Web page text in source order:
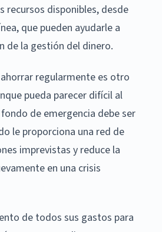
recursos disponibles, desde
que pueden ayudarle a
de la gestión del dinero.
regularmente es otro
pueda parecer difícil al
de emergencia debe ser
le proporciona una red de
imprevistas y reduce la
en una crisis
de todos sus gastos para